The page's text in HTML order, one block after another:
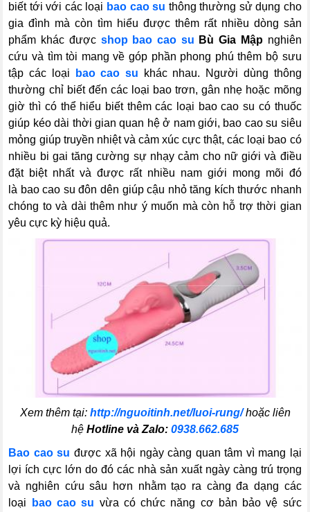
biết tới với các loại bao cao su thông thường sử dụng cho
gia đình mà còn tìm hiểu được thêm rất nhiều dòng sản
phẩm khác được shop bao cao su Bù Gia Mậpnghiên
cứu và tìm tòi mang về góp phần phong phú thêm bộ sưu
tập các loại
bao cao su khác nhau. Người dùng thông
thường chỉ biết đến các loại bao trơn, gân nhẹ hoặc mõng
giờ thì có thể hiểu biết thêm các loại bao cao su có thuốc
giúp kéo dài thời gian quan hệ ở nam giới, bao cao su siêu
mỏng giúp truyền nhiệt và cảm xúc cực thật, các loại bao có
nhiều bi gai tăng cường sự nhạy cảm cho nữ giới và điều
đặt biệt nhất và được rất nhiều nam giới mong mõi đó
là bao cao su đôn dên giúp cậu nhỏ tăng kích thước nhanh
chóng to và dài thêm như ý muốn mà còn hỗ trợ thời gian
yêu cực kỳ hiệu quả.
Xem thêm tại: http://nguoitinh.net/luoi-rung/hoặc liên
hệ Hotline và Zalo: 0938.662.685
Bao cao su được xã hội ngày càng quan tâm vì mang lại
lợi ích cực lớn do đó các nhà sản xuất ngày càng trú trọng
và nghiên cứu sâu hơn nhằm tạo ra càng đa dạng các
loại
bao cao su vừa có chức năng cơ bản bảo vệ sức